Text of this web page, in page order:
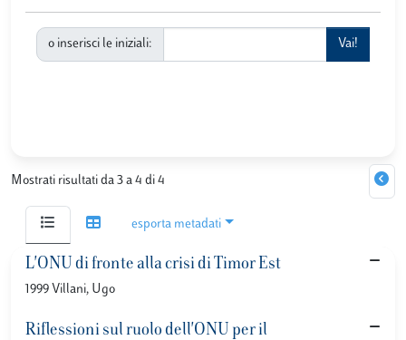
o inserisci le iniziali:
Mostrati risultati da 3 a 4 di 4
esporta metadati
L'ONU di fronte alla crisi di Timor Est
1999 Villani, Ugo
Riflessioni sul ruolo dell'ONU per il